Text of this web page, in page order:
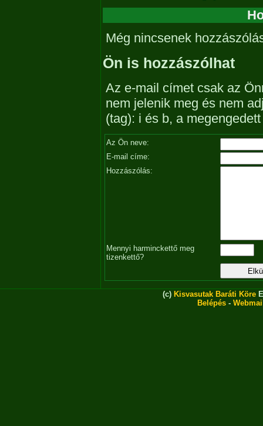
Még nincsenek
Ön is hozzászólhat
Az e-mail címet csak az
nem jelenik meg és nem
(tag): i és b, a
Az Ön neve:
E-mail címe:
Hozzászólás:
Mennyi harminckettő meg
tizenkettő?
(c) Kisvasutak Baráti Köre
Belépés -